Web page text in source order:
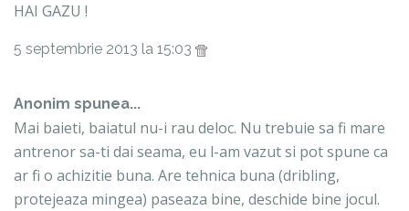
HAI GAZU !
5 septembrie 2013 la 15:03
Anonim spunea...
Mai baieti, baiatul nu-i rau deloc. Nu trebuie sa fi mare
antrenor sa-ti dai seama, eu l-am vazut si pot spune ca
ar fi o achizitie buna. Are tehnica buna (dribling,
protejeaza mingea) paseaza bine, deschide bine jocul.